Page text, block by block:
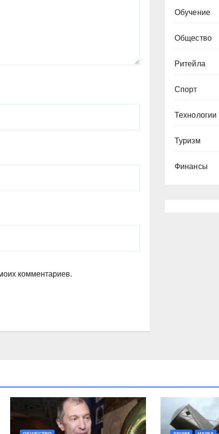
комментариев.
Обучение
Общество
Ритейла
Спорт
Технологии
Туризм
Финансы